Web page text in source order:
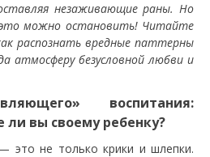
незаживающие раны. Но
можно остановить! Читайте
распознать вредные паттерны
атмосферу безусловной любви и
воспитания:
ли вы своему ребенку?
это не только крики и шлепки.